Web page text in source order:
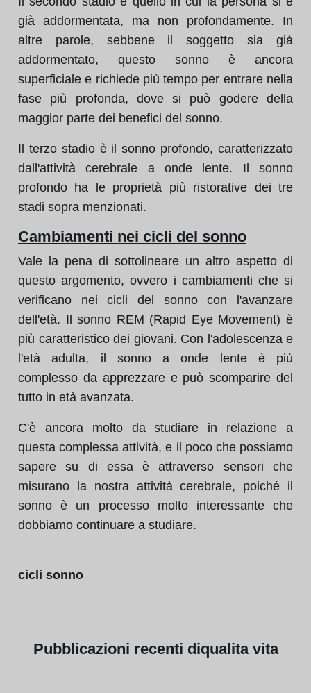
già addormentata, ma non profondamente. In
altre parole, sebbene il soggetto sia già
addormentato, questo sonno è ancora
superficiale e richiede più tempo per entrare nella
fase più profonda, dove si può godere della
maggior parte dei benefici del sonno.
Il terzo stadio è il sonno profondo, caratterizzato
dall'attività cerebrale a onde lente. Il sonno
profondo ha le proprietà più ristorative dei tre
stadi sopra menzionati.
Cambiamenti nei cicli del sonno
Vale la pena di sottolineare un altro aspetto di
questo argomento, ovvero i cambiamenti che si
verificano nei cicli del sonno con l'avanzare
dell'età. Il sonno REM (Rapid Eye Movement) è
più caratteristico dei giovani. Con l'adolescenza e
l'età adulta, il sonno a onde lente è più
complesso da apprezzare e può scomparire del
tutto in età avanzata.
C'è ancora molto da studiare in relazione a
questa complessa attività, e il poco che possiamo
sapere su di essa è attraverso sensori che
misurano la nostra attività cerebrale, poiché il
sonno è un processo molto interessante che
dobbiamo continuare a studiare.
cicli sonno
Pubblicazioni recenti diqualita vita